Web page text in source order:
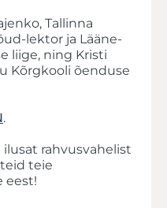
Tallinna
lektor ja Lääne-
liige, ning Kristi
Kõrgkooli õenduse
.
rahvusvahelist
teie
eest!